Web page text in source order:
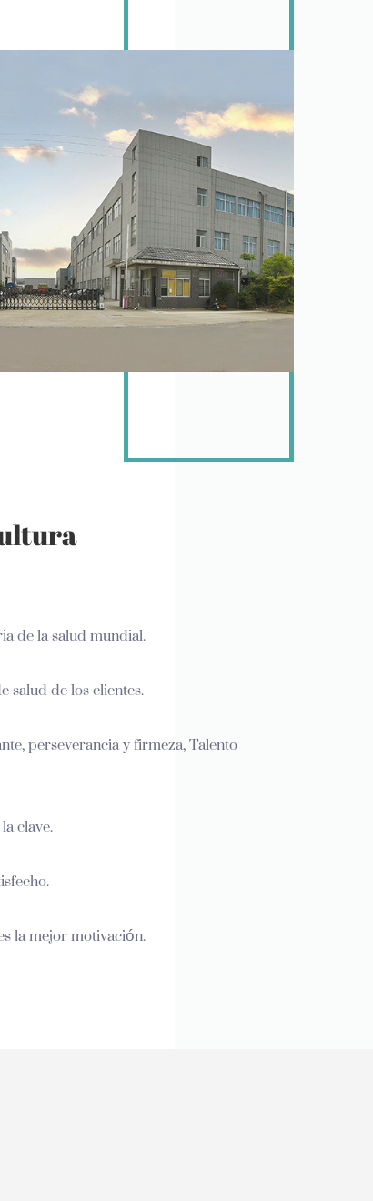
de la salud mundial.
salud de los clientes.
perseverancia y firmeza, Talento
clave.
la mejor motivación.